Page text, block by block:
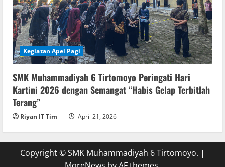
Kegiatan Apel Pagi
SMK Muhammadiyah 6 Tirtomoyo Peringati Hari
Kartini 2026 dengan Semangat “Habis Gelap Terbitlah
Terang”
Riyan IT Tim April 21, 2026
Copyright © SMK Muhammadiyah 6 Tirtomoyo. |